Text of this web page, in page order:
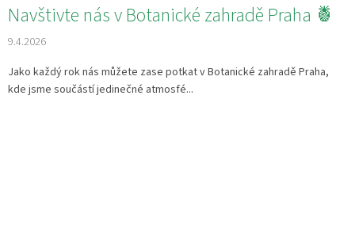
Navštivte nás v Botanické zahradě Praha 🍍
9.4.2026
Jako každý rok nás můžete zase potkat v Botanické zahradě Praha,
kde jsme součástí jedinečné atmosfé...